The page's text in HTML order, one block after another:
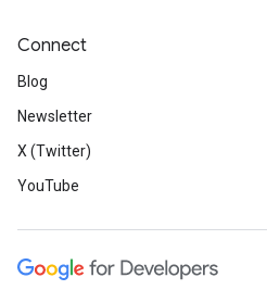
Connect
Blog
Newsletter
X (Twitter)
YouTube